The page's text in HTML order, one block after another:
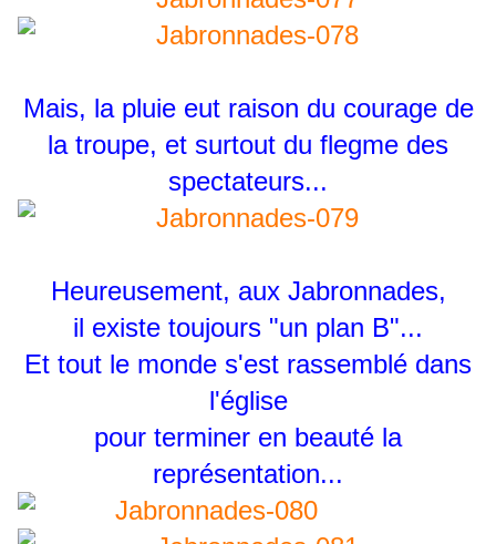
Mais, la pluie eut raison du courage de
la troupe, et surtout du flegme des
spectateurs...
Heureusement, aux Jabronnades,
il existe toujours "un plan B"...
Et tout le monde s'est rassemblé dans
l'église
pour terminer en beauté la
représentation...